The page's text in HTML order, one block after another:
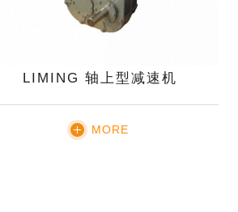
LIMING 轴上型减速机
MORE